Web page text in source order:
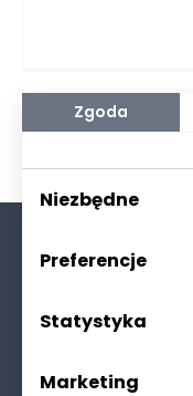
użytkowaniu. Dobrze
przemysłowe
chemikalia, aby
Polityka
Zgoda
Niezbędne
Preferencje
Statystyka
Marketing